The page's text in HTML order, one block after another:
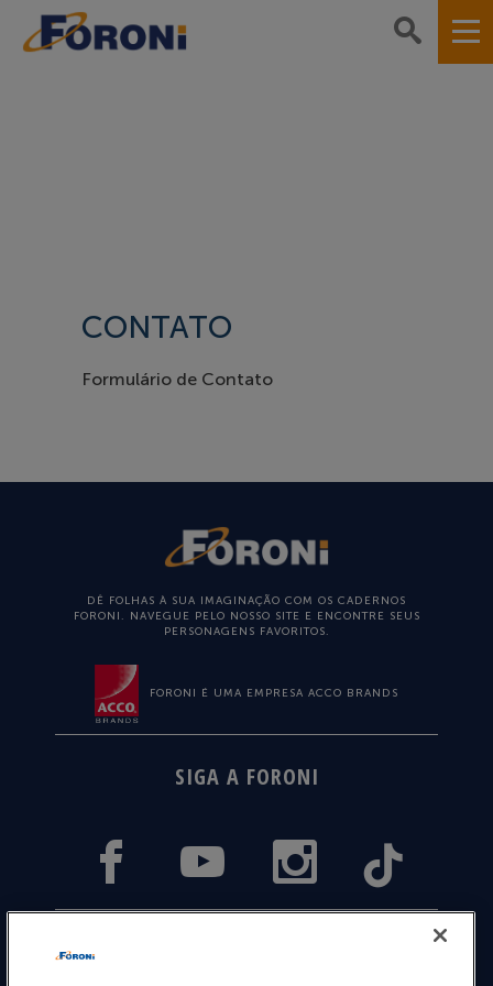
CONTATO
Formulário de Contato
DÊ FOLHAS À SUA IMAGINAÇÃO COM OS CADERNOS
FORONI. NAVEGUE PELO NOSSO SITE E ENCONTRE SEUS
PERSONAGENS FAVORITOS.
FORONI É UMA EMPRESA ACCO BRANDS
SIGA A FORONI